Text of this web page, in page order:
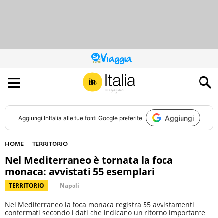
QUESTO
SITO
CONTRIBUISCE
ALL’AUDIENCE
DI
Aggiungi InItalia alle tue fonti Google preferite Aggiungi
HOME TERRITORIO
Nel Mediterraneo è tornata la foca
monaca: avvistati 55 esemplari
TERRITORIO Napoli
Nel Mediterraneo la foca monaca registra 55 avvistamenti
confermati secondo i dati che indicano un ritorno importante